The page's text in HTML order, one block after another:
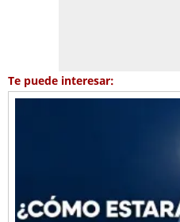
Te puede interesar: